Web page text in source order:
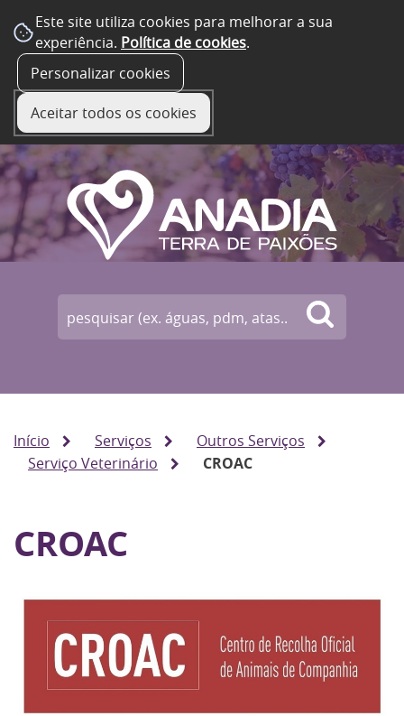
Este site utiliza cookies para melhorar a sua
experiência. Política de cookies.
Personalizar cookies
Aceitar todos os cookies
Início Serviços
Outros Serviços
Serviço Veterinário
CROAC
CROAC